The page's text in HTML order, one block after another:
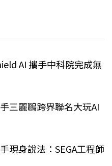
AI 攜手中科院完成無
三麗鷗跨界聯名大玩AI
現身說法：SEGA工程師